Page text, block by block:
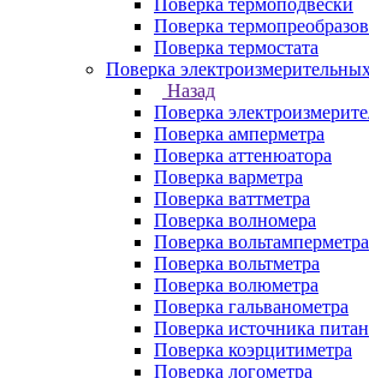
Поверка термоподвески
Поверка
Поверка термостата
Поверка
Назад
Поверка
Поверка амперметра
Поверка аттенюатора
Поверка варметра
Поверка ваттметра
Поверка волномера
Поверка вольтамперметра
Поверка вольтметра
Поверка волюметра
Поверка гальванометра
Поверка источника
Поверка коэрцитиметра
Поверка логометра